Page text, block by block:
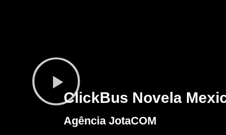
ClickBus Novela
Agência JotaCOM